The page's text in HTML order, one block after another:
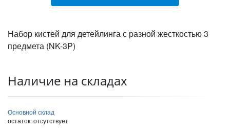
Набор кистей для детейлинга с разной жесткостью 3
предмета (NK-3P)
Наличие на складах
Основной склад
остаток:отсутствует